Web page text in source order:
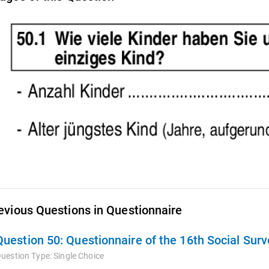
Questions in Questionnaire
50: Questionnaire of the 16th Social
Type:Single Choice